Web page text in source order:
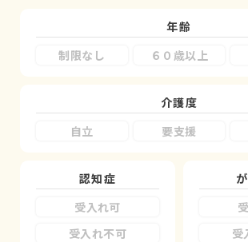
年齢
制限なし
６０歳以上
介護度
自立
要支援
認知症
受入れ可
受入れ不可
受